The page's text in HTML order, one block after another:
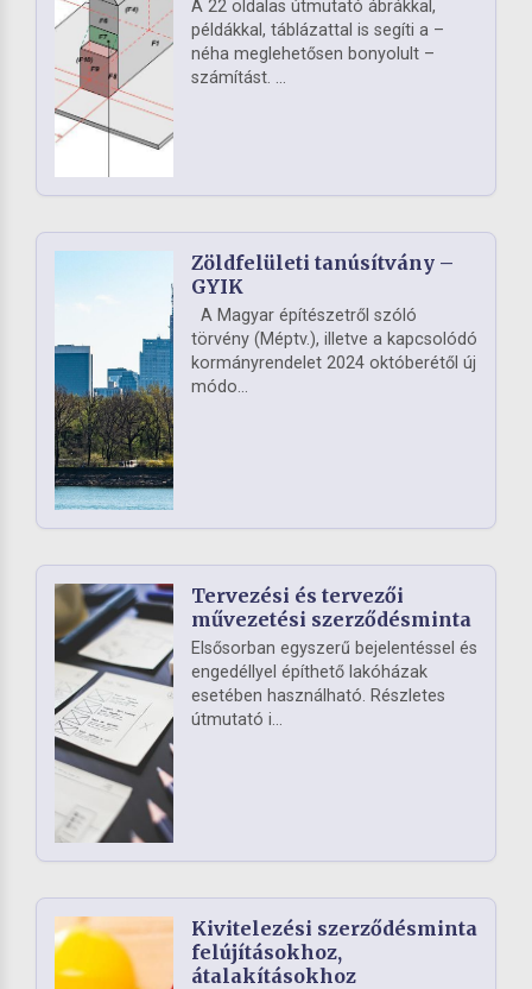
A 22 oldalas útmutató ábrákkal,
példákkal, táblázattal is segíti a –
néha meglehetősen bonyolult –
számítást. ...
Zöldfelületi tanúsítvány –
GYIK
A Magyar építészetről szóló
törvény (Méptv.), illetve a kapcsolódó
kormányrendelet 2024 októberétől új
módo...
Tervezési és tervezői
művezetési szerződésminta
Elsősorban egyszerű bejelentéssel és
engedéllyel építhető lakóházak
esetében használható. Részletes
útmutató i...
Kivitelezési szerződésminta
felújításokhoz,
átalakításokhoz